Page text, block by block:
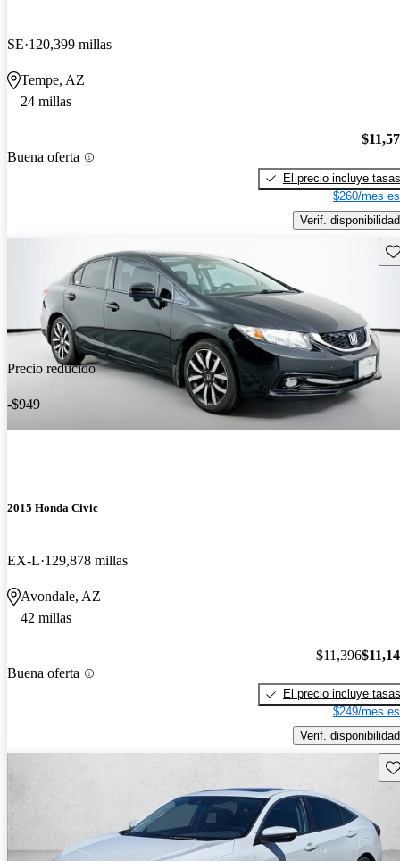
SE 120,399 millas
Tempe, AZ
24 millas
Buena oferta
El precio incluye tasas
$260/mes
Verif. disponibilidad
Precio reducido
-$949
2015 Honda Civic
EX-L 129,878 millas
Avondale, AZ
42 millas
Buena oferta
$11,396
El precio incluye tasas
$249/mes
Verif. disponibilidad